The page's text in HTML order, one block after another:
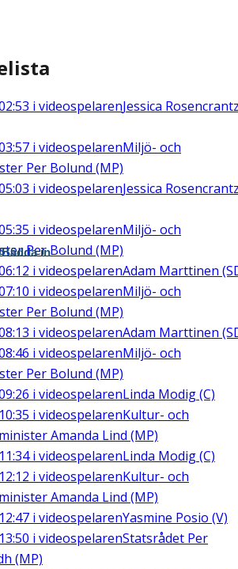
i videospelarenJessica
i videospelarenMiljö- och
Per Bolund (MP)
i videospelarenJessica
i videospelarenMiljö- och
Per Bolund (MP)
i videospelarenAdam Marttinen
i videospelarenMiljö- och
Per Bolund (MP)
i videospelarenAdam Marttinen
i videospelarenMiljö- och
Per Bolund (MP)
i videospelarenLinda Modig (C)
10:35 i videospelarenKultur- och
Amanda Lind (MP)
11:34i videospelarenLinda Modig (C)
12:12 i videospelarenKultur- och
Amanda Lind (MP)
12:47 i videospelarenYasmine Posio (V)
13:50 i videospelarenStatsrådet Per
(MP)
in